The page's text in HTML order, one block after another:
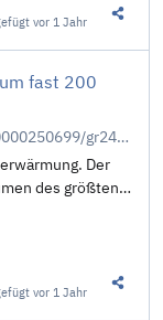
vor 1 Jahr
fast 200
https://www.derstandard.at/story/3000000250699/gr246nlands-eis-schmilzt-jedes-jahr-um-fast-200-kubikkilometer
Der
des größten
vor 1 Jahr